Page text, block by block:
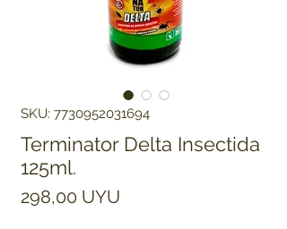
SKU: 7730952031694
Terminator Delta Insectida
125ml.
298,00 UYU